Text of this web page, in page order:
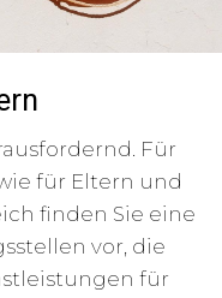
Für
für Eltern und
finden Sie eine
vor, die
für